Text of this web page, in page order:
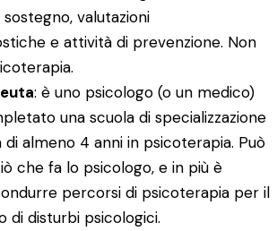
valutazioni
e attività di prevenzione. Non
: è uno psicologo (o un medico)
una scuola di specializzazione
almeno 4 anni in psicoterapia. Può
che fa lo psicologo, e in più è
percorsi di psicoterapia per il
di disturbi psicologici.